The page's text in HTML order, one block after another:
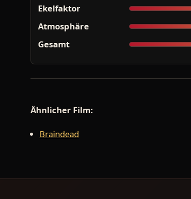
Ekelfaktor
Atmosphäre
Gesamt
Ähnlicher Film:
Braindead